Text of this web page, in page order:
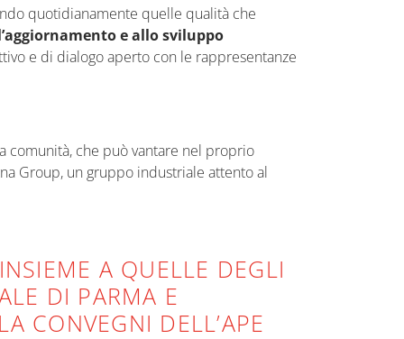
quotidianamente quelle qualità che
e allo sviluppo
e di dialogo aperto con le rappresentanze
comunità, che può vantare nel proprio
Group, un gruppo industriale attento al
A QUELLE DEGLI
DI PARMA E
CONVEGNI DELL’APE